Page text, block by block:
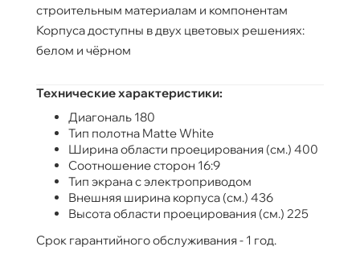
строительным материалам и компонентам
Корпуса доступны в двух цветовых решениях:
белом и чёрном
Технические характеристики:
Диагональ 180
Тип полотна Matte White
Ширина области проецирования (см.) 400
Соотношение сторон 16:9
Тип экрана с электроприводом
Внешняя ширина корпуса (см.) 436
Высота области проецирования (см.) 225
Срок гарантийного обслуживания - 1 год.